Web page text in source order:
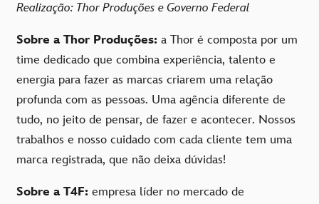
Realização: Thor Produções e Governo Federal
Sobre a Thor Produções: a Thor é composta por um
time dedicado que combina experiência, talento e
energia para fazer as marcas criarem uma relação
profunda com as pessoas. Uma agência diferente de
tudo, no jeito de pensar, de fazer e acontecer. Nossos
trabalhos e nosso cuidado com cada cliente tem uma
marca registrada, que não deixa dúvidas!
Sobre a T4F: empresa líder no mercado de